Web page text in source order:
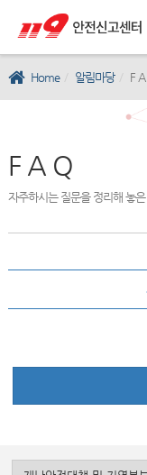
Home 알림마당 F
F A Q
자주하시는 질문을 정리해 놓